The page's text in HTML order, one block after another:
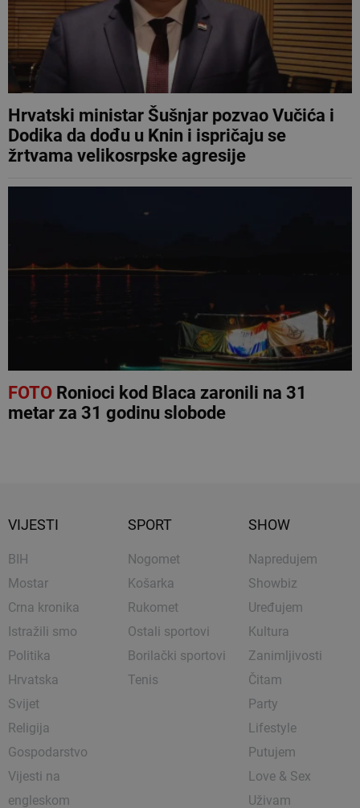
Hrvatski ministar Šušnjar pozvao Vučića i
Dodika da dođu u Knin i ispričaju se
žrtvama velikosrpske agresije
FOTORonioci kod Blaca zaronili na 31
metar za 31 godinu slobode
VIJESTI
BIH
Mostar
Crna kronika
Istražili smo
Politika
Hrvatska
Svijet
Religija
Gospodarstvo
Vijesti na
engleskom
SPORT
Nogomet
Košarka
Rukomet
Ostali sportovi
Borilački sportovi
Tenis
SHOW
Napredujem
Showbiz
Uređujem
Kultura
Zanimljivosti
Čitam
Party
Lifestyle
Putujem
Love & Sex
Uživam